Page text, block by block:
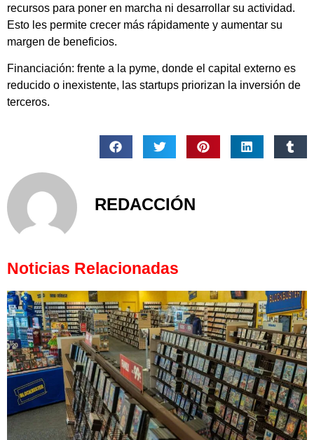
recursos para poner en marcha ni desarrollar su actividad.
Esto les permite crecer más rápidamente y aumentar su
margen de beneficios.
Financiación: frente a la pyme, donde el capital externo es
reducido o inexistente, las startups priorizan la inversión de
terceros.
REDACCIÓN
Noticias Relacionadas